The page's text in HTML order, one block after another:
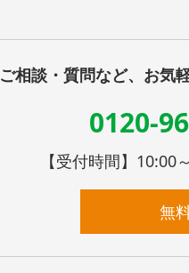
ご相談・質問など、お気
0120-
【受付時間】10:00
無